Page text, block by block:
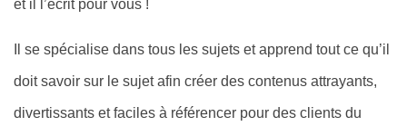
et il l’écrit pour vous !
Il se spécialise dans tous les sujets et apprend tout ce qu’il
doit savoir sur le sujet afin créer des contenus attrayants,
divertissants et faciles à référencer pour des clients du